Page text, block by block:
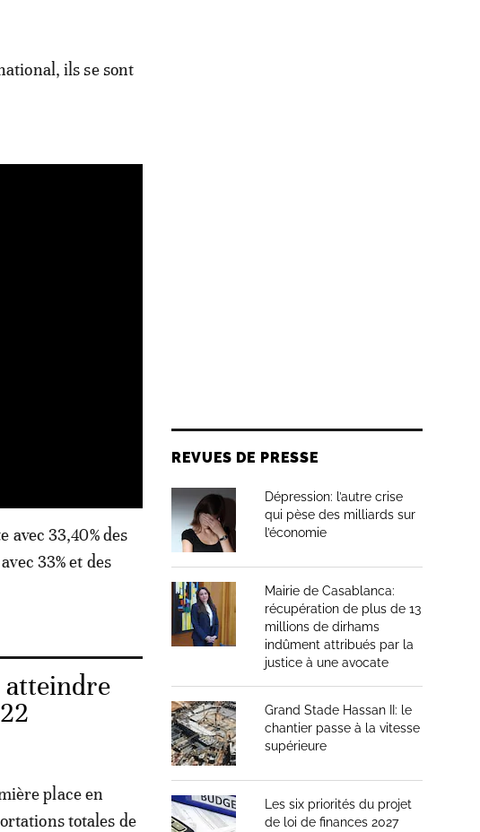
ils se sont
avec 33,40% des
33% et des
place en
totales de
REVUES DE PRESSE
Dépression: l’autre crise
qui pèse des milliards sur
l’économie
Mairie de Casablanca:
récupération de plus de 13
millions de dirhams
indûment attribués par la
justice à une avocate
Grand Stade Hassan II: le
chantier passe à la vitesse
supérieure
Les six priorités du projet
de loi de finances 2027